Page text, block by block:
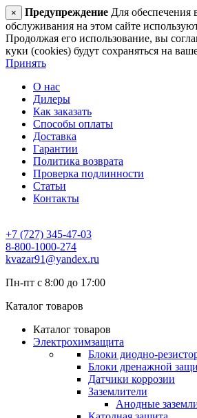
× Предупреждение Для обеспечения
обслуживания на этом сайте
Продолжая его использование, вы
куки (cookies) будут сохраняться на
Принять
О нас
Дилеры
Как заказать
Способы оплаты
Доставка
Гарантии
Политика возврата
Проверка подлинности
Статьи
Контакты
+7 (727) 345-47-03
8-800-1000-274
kvazar91@yandex.ru
Пн-пт с 8:00 до 17:00
Каталог товаров
Каталог товаров
Электрохимзащита
Блоки диодно-
Блоки дренажной
Датчики коррозии
Заземлители
Анодные